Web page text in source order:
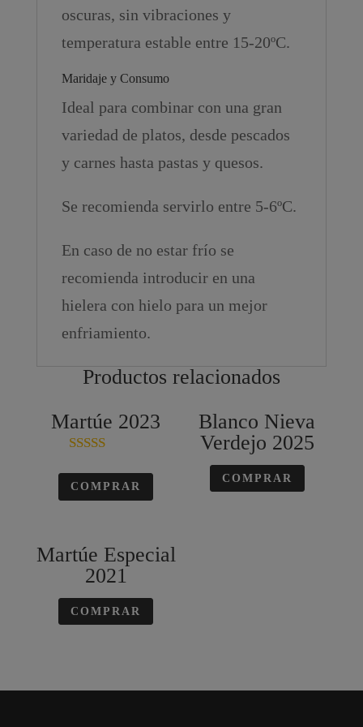
oscuras, sin vibraciones y
temperatura estable entre 15-20ºC.
Maridaje y Consumo
Ideal para combinar con una gran
variedad de platos, desde pescados
y carnes hasta pastas y quesos.
Se recomienda servirlo entre 5-6ºC.
En caso de no estar frío se
recomienda introducir en una
hielera con hielo para un mejor
enfriamiento.
Productos relacionados
Martúe 2023
5.00
de 5
COMPRAR
Blanco Nieva
Verdejo 2025
COMPRAR
Martúe Especial
2021
COMPRAR